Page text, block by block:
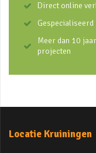
Direct online
Meer dan 10
projecten
Locatie Kruiningen